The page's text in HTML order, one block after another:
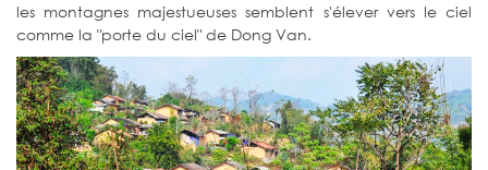
les montagnes majestueuses semblent s'élever vers le ciel
comme la "porte du ciel" de Dong Van.